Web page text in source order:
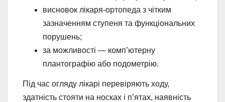
висновок лікаря-ортопеда з чітким
зазначенням ступеня та функціональних
порушень;
за можливості — комп’ютерну
плантографію або подометрію.
Під час огляду лікарі перевіряють ходу,
здатність стояти на носках і п’ятах, наявність